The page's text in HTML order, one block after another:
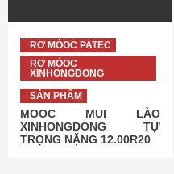
RƠ MÓOC PATEC
RƠ MÓOC
XINHONGDONG
SẢN PHẨM
MOOC MUI LÀO
XINHONGDONG TỰ
TRỌNG NẶNG 12.00R20